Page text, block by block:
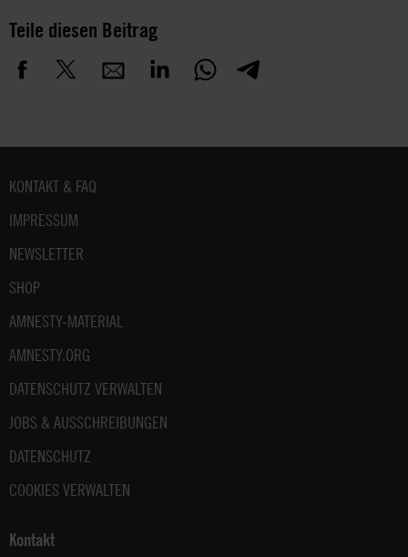
Teile diesen Beitrag
Fußbereich
KONTAKT & FAQ
IMPRESSUM
NEWSLETTER
SHOP
AMNESTY-MATERIAL
AMNESTY.ORG
DATENSCHUTZ VERWALTEN
JOBS & AUSSCHREIBUNGEN
DATENSCHUTZ
COOKIES VERWALTEN
Kontakt